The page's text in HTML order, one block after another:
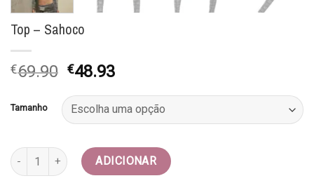
Top – Sahoco
€69.90 O
original
era:
€48.93O
atual
é:
Tamanho
Quantidade de Top - Sahoco
ADICIONAR